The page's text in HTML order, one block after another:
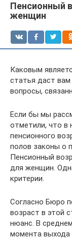
Пенсионный
женщин
Каковым
статья даст
вопросы,
Если бы мы
отметили, что в
пенсионного
полов законы о
Пенсионный
для женщин.
критерии.
Согласно Бюро
возраст в этой
нюанс. В
момента выхода